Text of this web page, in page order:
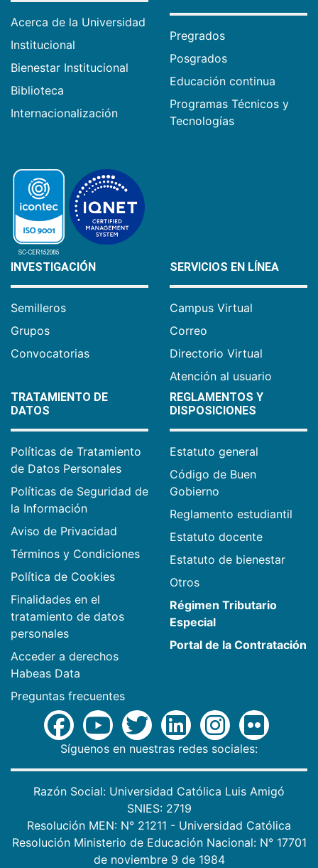
Acerca de la Universidad
Institucional
Bienestar Institucional
Biblioteca
Internacionalización
Pregrados
Posgrados
Educación continua
Programas Técnicos y
Tecnologías
INVESTIGACIÓN
Semilleros
Grupos
Convocatorias
SERVICIOS EN LÍNEA
Campus Virtual
Correo
Directorio Virtual
Atención al usuario
TRATAMIENTO DE
DATOS
Políticas de Tratamiento
de Datos Personales
Políticas de Seguridad de
la Información
Aviso de Privacidad
Términos y Condiciones
Política de Cookies
Finalidades en el
tratamiento de datos
personales
Acceder a derechos
Habeas Data
Preguntas frecuentes
REGLAMENTOS Y
DISPOSICIONES
Estatuto general
Código de Buen
Gobierno
Reglamento estudiantil
Estatuto docente
Estatuto de bienestar
Otros
Régimen Tributario
Especial
Portal de la Contratación
Síguenos en nuestras redes sociales:
Razón Social: Universidad Católica Luis Amigó
SNIES: 2719
Resolución MEN: N° 21211 - Universidad Católica
Resolución Ministerio de Educación Nacional: N° 17701
de noviembre 9 de 1984